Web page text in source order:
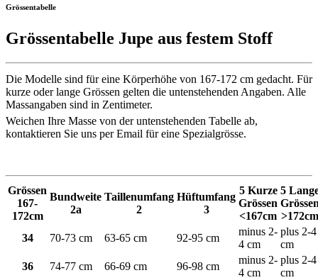
Grössentabelle
Grössentabelle Jupe aus festem Stoff
Die Modelle sind für eine Körperhöhe von 167-172 cm gedacht. Für
kurze oder lange Grössen gelten die untenstehenden Angaben. Alle
Massangaben sind in Zentimeter.
Weichen Ihre Masse von der untenstehenden Tabelle ab,
kontaktieren Sie uns per Email für eine Spezialgrösse.
Grössen
167-
172cm
Bundweite
2a
Taillenumfang
2
Hüftumfang
3
5 Kurze
Grössen
<167cm
5
>172cm
34
70-73 cm 63-65 cm 92-95 cm
minus 2-
4 cm
plus 2-4
cm
36
74-77 cm 66-69 cm 96-98 cm
minus 2-
4 cm
plus 2-4
cm